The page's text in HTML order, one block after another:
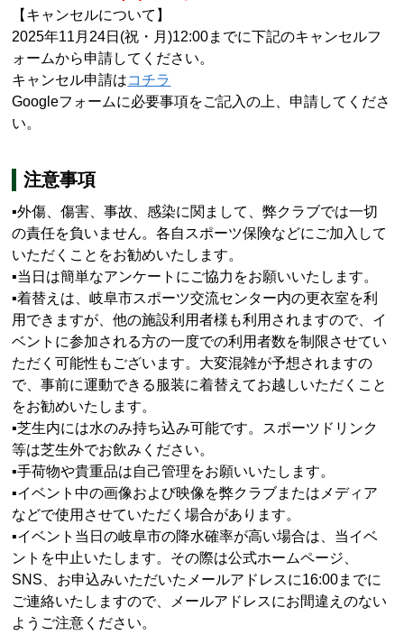
【キャンセルについて】
2025年11月24日(祝・月)12:00までに下記のキャンセルフ
ォームから申請してください。
キャンセル申請はコチラ
Googleフォームに必要事項をご記入の上、申請してくださ
い。
注意事項
▪外傷、傷害、事故、感染に関まして、弊クラブでは一切
の責任を負いません。各自スポーツ保険などにご加入して
いただくことをお勧めいたします。
▪当日は簡単なアンケートにご協力をお願いいたします。
▪着替えは、岐阜市スポーツ交流センター内の更衣室を利
用できますが、他の施設利用者様も利用されますので、イ
ベントに参加される方の一度での利用者数を制限させてい
ただく可能性もございます。大変混雑が予想されますの
で、事前に運動できる服装に着替えてお越しいただくこと
をお勧めいたします。
▪芝生内には水のみ持ち込み可能です。スポーツドリンク
等は芝生外でお飲みください。
▪手荷物や貴重品は自己管理をお願いいたします。
▪イベント中の画像および映像を弊クラブまたはメディア
などで使用させていただく場合があります。
▪イベント当日の岐阜市の降水確率が高い場合は、当イベ
ントを中止いたします。その際は公式ホームページ、
SNS 、お申込みいただいたメールアドレスに16:00までに
ご連絡いたしますので、メールアドレスにお間違えのない
ようご注意ください。